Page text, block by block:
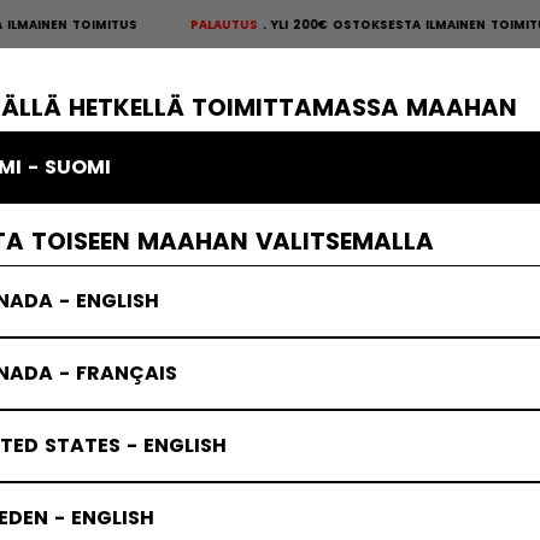
HETKELLÄ TOIMITTAMASSA MAAHAN
- SUOMI
TOISEEN MAAHAN VALITSEMALLA
- ENGLISH
- FRANÇAIS
STATES - ENGLISH
- ENGLISH
TOIMITUSPALAUTUS YLI 200€ OSTOKSESTA ILMAINEN
MAALIVAHTI VAATTEET